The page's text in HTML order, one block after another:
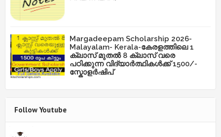
Margadeepam Scholarship 2026-
Malayalam- Kerala-കേരളത്തിലെ 1
ക്ലാസ് മുതൽ 8 ക്ലാസ് വരെ
പഠിക്കുന്ന വിദ്യാർത്ഥികൾക്ക് 1500/-
സ്കോളർഷിപ്
Follow Youtube